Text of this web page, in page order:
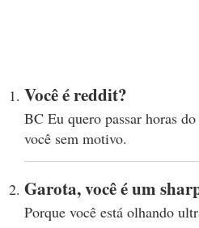
Você é reddit?
BC Eu quero passar horas
você sem motivo.
Garota, você é um
Porque você está olhando